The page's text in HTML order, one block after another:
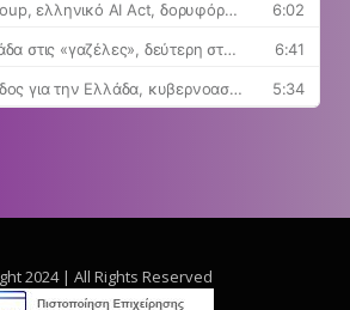
2024 | All Rights Reserved